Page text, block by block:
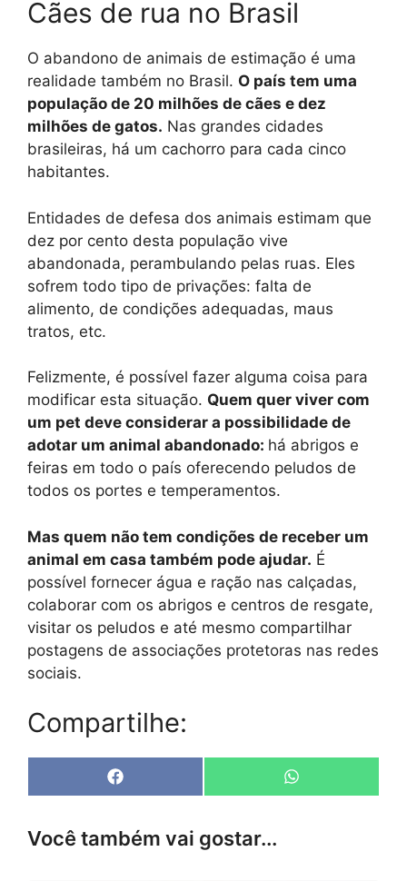
Cães de rua no Brasil
O abandono de animais de estimação é uma
realidade também no Brasil. O país tem uma
população de 20 milhões de cães e dez
milhões de gatos. Nas grandes cidades
brasileiras, há um cachorro para cada cinco
habitantes.
Entidades de defesa dos animais estimam que
dez por cento desta população vive
abandonada, perambulando pelas ruas. Eles
sofrem todo tipo de privações: falta de
alimento, de condições adequadas, maus
tratos, etc.
Felizmente, é possível fazer alguma coisa para
modificar esta situação. Quem quer viver com
um pet deve considerar a possibilidade de
adotar um animal abandonado: há abrigos e
feiras em todo o país oferecendo peludos de
todos os portes e temperamentos.
Mas quem não tem condições de receber um
animal em casa também pode ajudar. É
possível fornecer água e ração nas calçadas,
colaborar com os abrigos e centros de resgate,
visitar os peludos e até mesmo compartilhar
postagens de associações protetoras nas redes
sociais.
Compartilhe:
Share
on
F
a
e
b
Share
on
W
h
Você também vai gostar...